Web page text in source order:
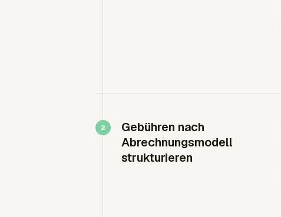
Gebühren nach
Abrechnungsmodell
strukturieren